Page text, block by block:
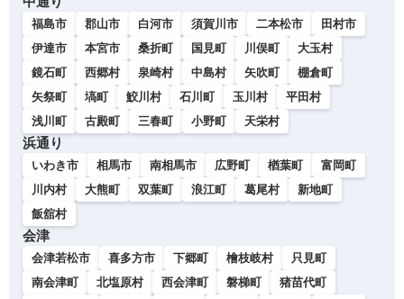
福島市 郡山市 白河市 須賀川市 二本松市
田村市
伊達市
本宮市 桑折町 国見町 川俣町
大玉村
鏡石町
西郷村 泉崎村 中島村 矢吹町
棚倉町
矢祭町
塙町 鮫川村 石川町 玉川村
平田村
浅川町
古殿町 三春町 小野町 天栄村
浜通り
いわき市 相馬市 南相馬市 広野町 楢葉町
富岡町
川内村
大熊町 双葉町 浪江町 葛尾村
新地町
飯舘村
会津
会津若松市 喜多方市 下郷町 檜枝岐村
只見町
南会津町
北塩原村 西会津町 磐梯町
猪苗代町